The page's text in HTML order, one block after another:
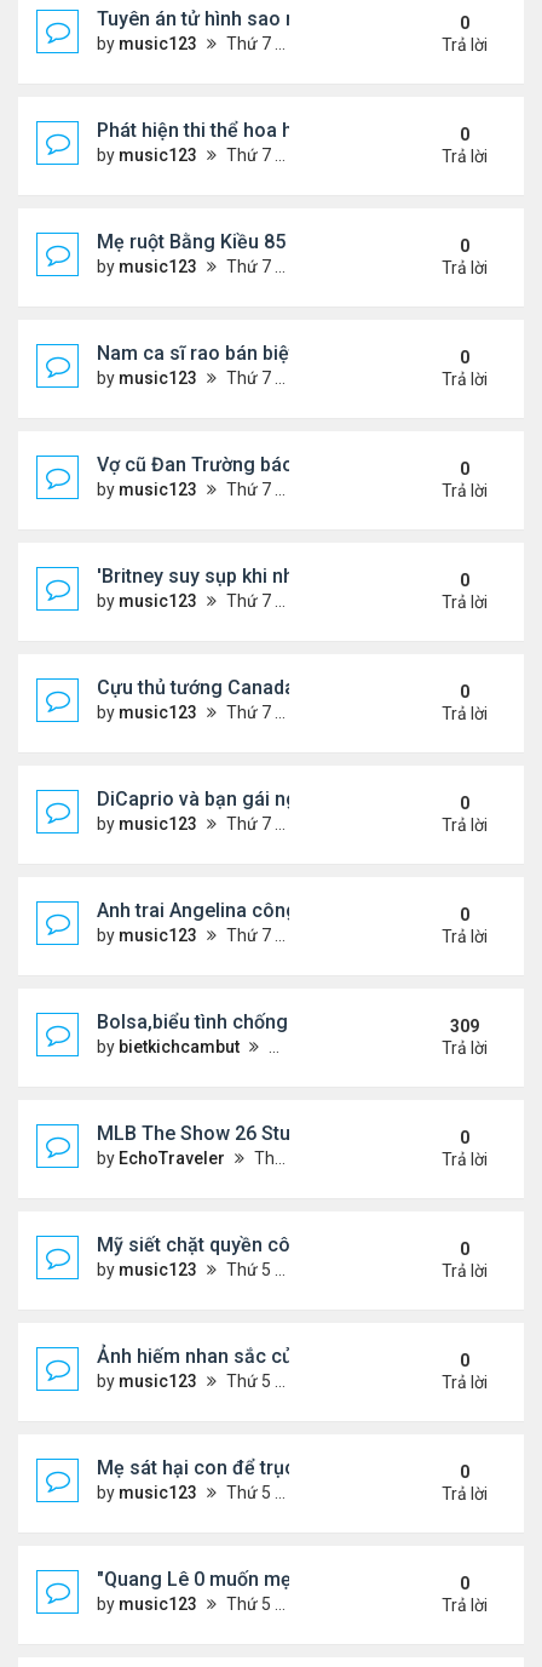
Tuyên án tử hình sao nữ nổi tiếng
by music123 Thứ 7 Tháng 8 08, 2026 6:18 pm
0
Trả lời
Phát hiện thi thể hoa hậu trong túi xách giữa rừng
by music123 Thứ 7 Tháng 8 08, 2026 6:16 pm
0
Trả lời
Mẹ ruột Bằng Kiều 85 tuổi: "Miếng ăn vào mồm là
by music123 Thứ 7 Tháng 8 08, 2026 6:10 pm
0
Trả lời
Nam ca sĩ rao bán biệt thự ở Saigon
by music123 Thứ 7 Tháng 8 08, 2026 6:07 pm
0
Trả lời
Vợ cũ Đan Trường báo tin vui
by music123 Thứ 7 Tháng 8 08, 2026 6:00 pm
0
Trả lời
'Britney suy sụp khi nhận tin nhắn chia tay của
by music123 Thứ 7 Tháng 8 08, 2026 5:58 pm
0
Trả lời
Cựu thủ tướng Canada & gf tình tứ trên biển Hy
by music123 Thứ 7 Tháng 8 08, 2026 5:54 pm
0
Trả lời
DiCaprio và bạn gái nghỉ dưỡng ở Địa Trung Hải
by music123 Thứ 7 Tháng 8 08, 2026 5:48 pm
0
Trả lời
Anh trai Angelina công khai đồng tính ở tuổi 53
by music123 Thứ 7 Tháng 8 08, 2026 5:05 pm
0
Trả lời
Bolsa,biểu tình chống ca nô.
by bietkichcambut
309
Trả lời
MLB The Show 26 Stubs Tips for Efficient
by EchoTraveler Thứ 6 Tháng 8 07, 2026 12:31 am
0
Trả lời
Mỹ siết chặt quyền công dân theo nơi sinh, mở
by music123 Thứ 5 Tháng 8 06, 2026 5:09 pm
0
Trả lời
Ảnh hiếm nhan sắc của Thẩm Thuý Hằng
by music123 Thứ 5 Tháng 8 06, 2026 4:56 pm
0
Trả lời
Mẹ sát hại con để trục lợi bảo hiểm
by music123 Thứ 5 Tháng 8 06, 2026 4:53 pm
0
Trả lời
"Quang Lê 0 muốn mẹ thua kém người khác"
by music123 Thứ 5 Tháng 8 06, 2026 4:50 pm
0
Trả lời